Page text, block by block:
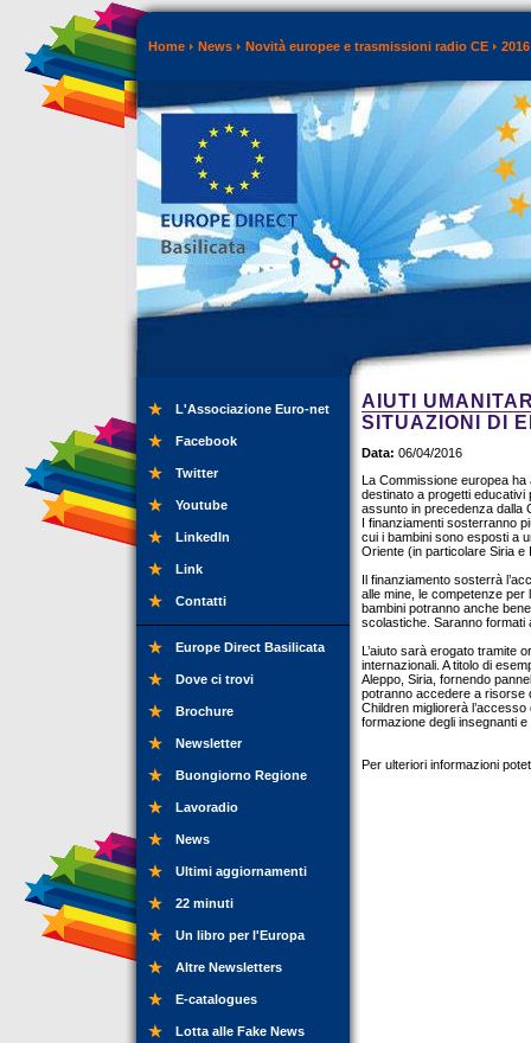
Home News Novità europee e trasmissioni radio CE 2016
L'Associazione Euro-net
Facebook
Twitter
Youtube
LinkedIn
Link
Contatti
Europe Direct Basilicata
Dove ci trovi
Brochure
Newsletter
Buongiorno Regione
Lavoradio
News
Ultimi aggiornamenti
22 minuti
Un libro per l'Europa
Altre Newsletters
E-catalogues
Lotta alle Fake News
AIUTI
SITUAZIONI DI
Data: 06/04/2016
La Commissione europea ha
destinato a progetti educativi
assunto in precedenza dalla
I finanziamenti sosterranno
cui i bambini sono esposti a
Oriente (in particolare Siria e
Il finanziamento sosterrà
alle mine, le competenze
bambini potranno anche
scolastiche. Saranno formati
L’aiuto sarà erogato tramite
internazionali. A titolo di
Aleppo, Siria, fornendo
potranno accedere a risorse
Children migliorerà
formazione degli insegnanti
Per ulteriori informazioni